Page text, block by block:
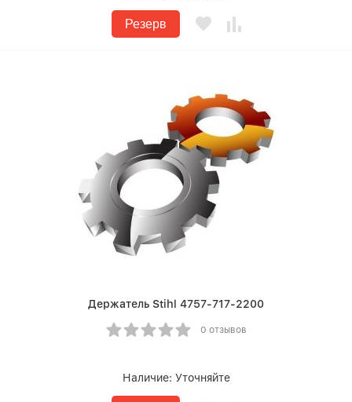
Резерв
Держатель Stihl 4757-717-2200
0 отзывов
Наличие: Уточняйте